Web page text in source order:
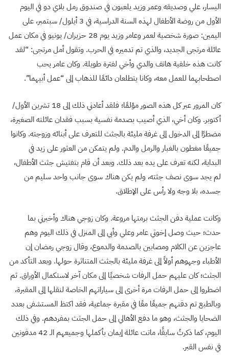
اليسار، علي وصديقه وعمر وزيد يلعبون في صندوق رمل بلاي دو في اليوم
الأول من روضة الأطفال لهذه السنة الدراسية، في 3 أيلول/ سبتمبر، على
اليمين: صورة شخصية لعمر وعامر وزيد يوم 28 حزيران/ يونيو في مكان عمل
عائلة مرتجى الجديد، والذي تم تدميره في الحرب. وتقول أمل مرتجى: “لقد
كانت هذه خلفية هاتف والدي وأخي لفترة طويلة. وكان عامر يحب
اصطحابهما للعمل معه، وكانا يتطلعان دائمًا للذهاب إلى “عمل أبيهما”.
كان المرور عبر كل هذه الصور مؤلمًا؛ فلقد أعادني ذلك إلى 18 تشرين الأول/
أكتوبر. وكان أخي، الذي أصيب بصدمة نفسية بسبب فقدان عائلته الصغيرة،
مضطرًا إلى الدخول إلى غرفة مليئة بالجثث للتعرف على أبنائه وزوجته. وكانوا
جميعًا مغطون بالغبار والرمل والدم. ولم يتمكن من العثور على زيد في
البداية، لكنه تعرف على يده بعد ذلك. وبعد أن قام بتفتيش جثث الأطفال،
لم يجد سوى نصف جثته، ولم يكن هناك سوى جانب واحد سليم من
جسده، بلا وجه ولا رأس على الإطلاق.
وكانت عملية دفن الجثث برمتها مروعة. وكان زوجي هناك وأخبرني بما
حدث؛ حيث وصل إخوتي عامر وعلي وأبي إلى المنزل في ذلك اليوم وهم
عاجزين عن الكلام ومصابين بالصدمة والدموع، وقال زوجي رمضان إن
الأطباء وجهوهم أولاً إلى غرفة مليئة بالجثث المتناثرة حولها. وبعد التأكد من
الجثث؛ كان عليهم حمل الرفات شخصيًا إلى مكان آخر لاستكمال الأوراق. ثم
اضطروا إلى حمل الرفات مرة أخرى إلى سياراتهم الخاصة لنقلها إلى المقبرة،
وبالطبع تم دفنهم جميعًا معًا في مقبرة جماعية، فقد اكتظ المستشفى بعدد
الضحايا والجثث، وهو ما دفع الأهالي إلى حمل الجثث بمفردهم. وفي ذلك
اليوم، كما ذكرتُ سابقًا، ماتت عائلة إيمان بأكملها وجميعهم الـ 42 مدفونين
في نفس القبر.